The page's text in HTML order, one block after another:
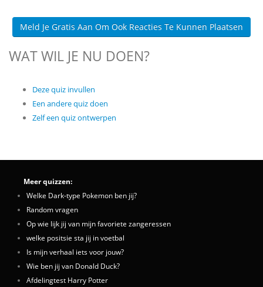
Meld Je Gratis Aan Om Ook Reacties Te Kunnen Plaatsen
WAT WIL JE NU DOEN?
Deze quiz invullen
Een andere quiz doen
Zelf een quiz ontwerpen
Meer quizzen:
Welke Dark-type Pokemon ben jij?
Random vragen
Op wie lijk jij van mijn favoriete zangeressen
welke positsie sta jij in voetbal
Is mijn verhaal iets voor jouw?
Wie ben jij van Donald Duck?
Afdelingtest Harry Potter